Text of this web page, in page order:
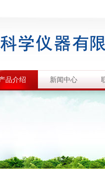
品介绍 新闻中心